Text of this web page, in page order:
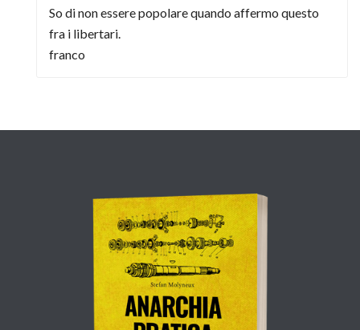
So di non essere popolare quando affermo questo
fra i libertari.
franco